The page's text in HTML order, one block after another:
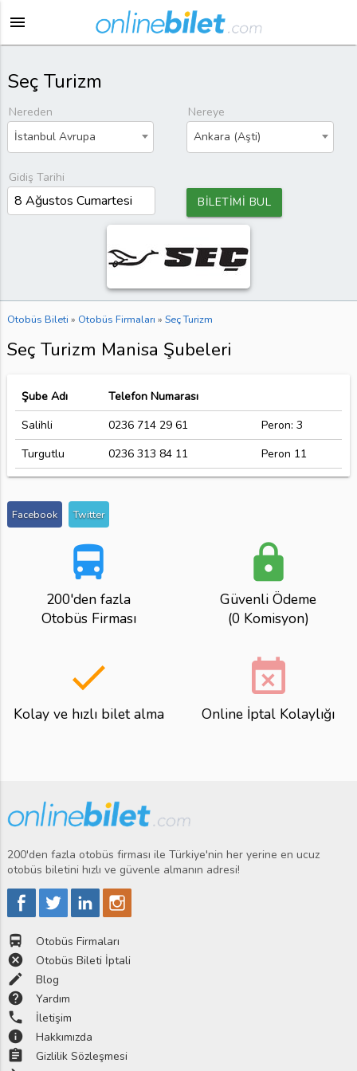
menu
Seç Turizm
Nereden
İstanbul Avrupa
Nereye
Ankara (Aşti)
Gidiş Tarihi
BİLETİMİ BUL
Otobüs Bileti » Otobüs Firmaları » Seç Turizm
Seç Turizm Manisa Şubeleri
Şube Adı
Telefon Numarası
Salihli
0236 714 29 61
Peron: 3
Turgutlu
0236 313 84 11 Peron 11
Facebook Twitter
directions_bus
200'den fazla
Otobüs Firması
lock
Güvenli Ödeme
(0 Komisyon)
done
Kolay ve hızlı bilet alma
event_busy
Online İptal Kolaylığı
200'den fazla otobüs firması ile Türkiye'nin her yerine en ucuz
otobüs biletini hızlı ve güvenle almanın adresi!
directions_bus Otobüs Firmaları
cancel Otobüs Bileti İptali
edit Blog
help Yardım
phone İletişim
info Hakkımızda
assignment Gizlilik Sözleşmesi